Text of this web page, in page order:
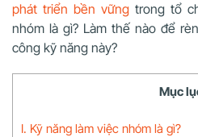
phát triển bền vững trong tổ
nhóm là gì? Làm thế nào để
công kỹ năng này?
Mục
I. Kỹ năng làm việc nhóm là gì?